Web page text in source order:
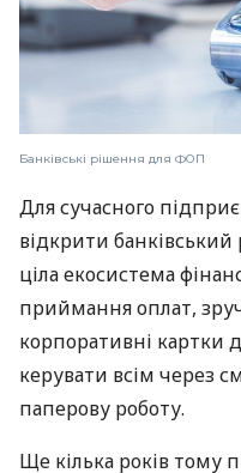
Банківські рішення для ФОП
Для сучасного
відкрити банківський
ціла екосистема
приймання оплат,
корпоративні картки
керувати всім через
паперову роботу.
Ще кілька років тому